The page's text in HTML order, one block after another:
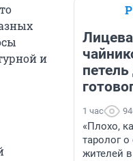
и
1 час
«Плохо,
таролог о
жителей в